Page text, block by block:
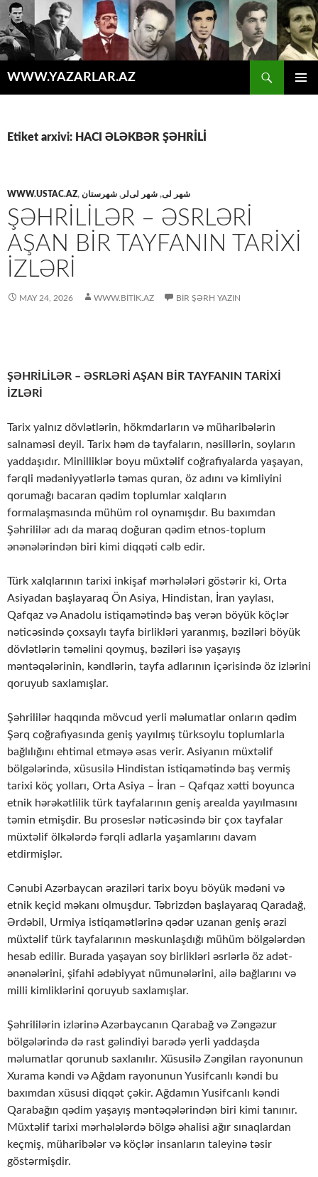
WWW.YAZARLAR.AZ
Etiket arxivi: HACI ƏLƏKBƏR ŞƏHRİLİ
WWW.USTAC.AZ, شهر لی‌, شهر لی‌لر , شهرستان
ŞƏHRİLİLƏR – ƏSRLƏRİ
AŞAN BİR TAYFANIN TARİXİ
İZLƏRİ
MAY 24, 2026 WWW.BITIK.AZ BIR ŞƏRH YAZIN
ŞƏHRİLİLƏR – ƏSRLƏRİ AŞAN BİR TAYFANIN TARİXİ
İZLƏRİ
Tarix yalnız dövlətlərin, hökmdarların və müharibələrin
salnaməsi deyil. Tarix həm də tayfaların, nəsillərin, soyların
yaddaşıdır. Minilliklər boyu müxtəlif coğrafiyalarda yaşayan,
fərqli mədəniyyətlərlə təmas quran, öz adını və kimliyini
qorumağı bacaran qədim toplumlar xalqların
formalaşmasında mühüm rol oynamışdır. Bu baxımdan
Şəhrililər adı da maraq doğuran qədim etnos-toplum
ənənələrindən biri kimi diqqəti cəlb edir.
Türk xalqlarının tarixi inkişaf mərhələləri göstərir ki, Orta
Asiyadan başlayaraq Ön Asiya, Hindistan, İran yaylası,
Qafqaz və Anadolu istiqamətində baş verən böyük köçlər
nəticəsində çoxsaylı tayfa birlikləri yaranmış, bəziləri böyük
dövlətlərin təməlini qoymuş, bəziləri isə yaşayış
məntəqələrinin, kəndlərin, tayfa adlarının içərisində öz izlərini
qoruyub saxlamışlar.
Şəhrililər haqqında mövcud yerli məlumatlar onların qədim
Şərq coğrafiyasında geniş yayılmış türksoylu toplumlarla
bağlılığını ehtimal etməyə əsas verir. Asiyanın müxtəlif
bölgələrində, xüsusilə Hindistan istiqamətində baş vermiş
tarixi köç yolları, Orta Asiya – İran – Qafqaz xətti boyunca
etnik hərəkətlilik türk tayfalarının geniş arealda yayılmasını
təmin etmişdir. Bu proseslər nəticəsində bir çox tayfalar
müxtəlif ölkələrdə fərqli adlarla yaşamlarını davam
etdirmişlər.
Cənubi Azərbaycan əraziləri tarix boyu böyük mədəni və
etnik keçid məkanı olmuşdur. Təbrizdən başlayaraq Qaradağ,
Ərdəbil, Urmiya istiqamətlərinə qədər uzanan geniş ərazi
müxtəlif türk tayfalarının məskunlaşdığı mühüm bölgələrdən
hesab edilir. Burada yaşayan soy birlikləri əsrlərlə öz adət-
ənənələrini, şifahi ədəbiyyat nümunələrini, ailə bağlarını və
milli kimliklərini qoruyub saxlamışlar.
Şəhrililərin izlərinə Azərbaycanın Qarabağ və Zəngəzur
bölgələrində də rast gəlindiyi barədə yerli yaddaşda
məlumatlar qorunub saxlanılır. Xüsusilə Zəngilan rayonunun
Xurama kəndi və Ağdam rayonunun Yusifcanlı kəndi bu
baxımdan xüsusi diqqət çəkir. Ağdamın Yusifcanlı kəndi
Qarabağın qədim yaşayış məntəqələrindən biri kimi tanınır.
Müxtəlif tarixi mərhələlərdə bölgə əhalisi ağır sınaqlardan
keçmiş, müharibələr və köçlər insanların taleyinə təsir
göstərmişdir.